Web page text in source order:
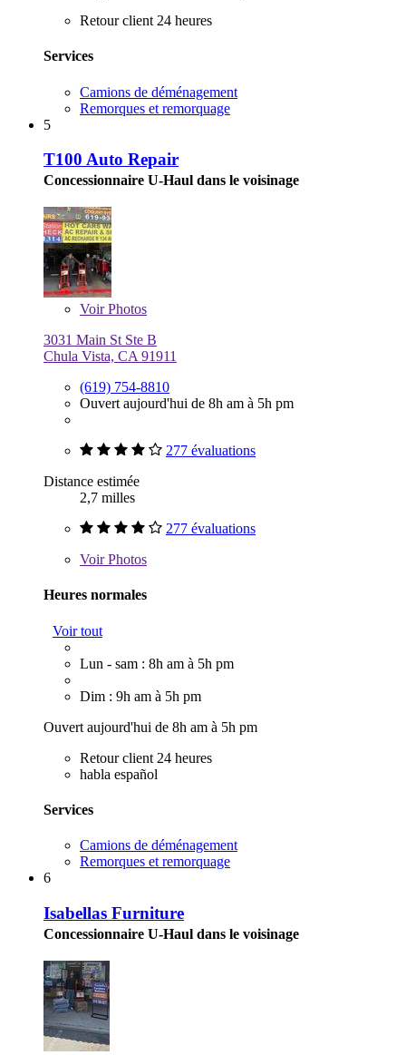
Retour client 24 heures
Services
Camions de déménagement
Remorques et remorquage
5
T100 Auto Repair
Concessionnaire U-Haul dans le voisinage
VoirPhotos
3031 Main St Ste B
Chula Vista, CA 91911
(619) 754-8810
Ouvert aujourd'hui de 8h am à 5h pm
277 évaluations
Distance estimée
2,7 milles
277 évaluations
VoirPhotos
Heures normales
Voir tout
Lun - sam : 8h am à 5h pm
Dim : 9h am à 5h pm
Ouvert aujourd'hui de 8h am à 5h pm
Retour client 24 heures
habla español
Services
Camions de déménagement
Remorques et remorquage
6
Isabellas Furniture
Concessionnaire U-Haul dans le voisinage